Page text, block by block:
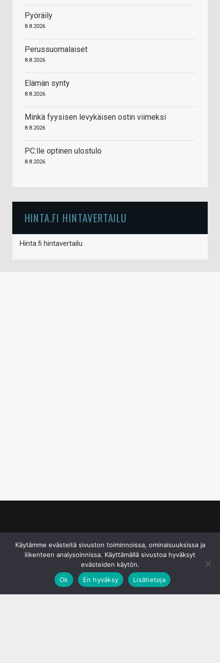
Pyöräily
8.8.2026
Perussuomalaiset
8.8.2026
Elämän synty
8.8.2026
Minkä fyysisen levykäisen ostin viimeksi
8.8.2026
PC:lle optinen ulostulo
8.8.2026
HINTA.FI HINTAVERTAILU
Hinta.fi hintavertailu
Käytämme evästeitä sivuston toiminnoissa, ominaisuuksissa ja
liikenteen analysoinnissa. Käyttämällä sivustoa hyväksyt
evästeiden käytön.
Ok
En hyväksy Lisätietoja